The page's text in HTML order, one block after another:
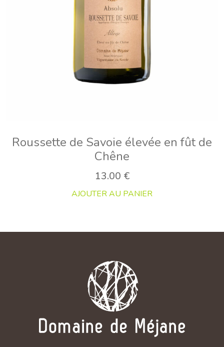
Roussette de Savoie élevée en fût de
Chêne
13.00 €
AJOUTER AU PANIER